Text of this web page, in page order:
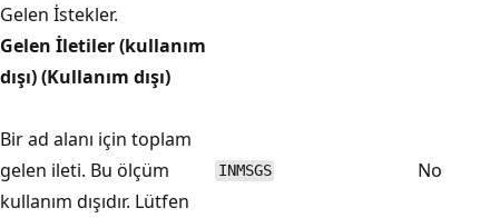
Gelen İstekler.
Gelen İletiler (kullanım
dışı) (Kullanım dışı)
Bir ad alanı için toplam
gelen ileti. Bu ölçüm
kullanım dışıdır. Lütfen
INMSGS No